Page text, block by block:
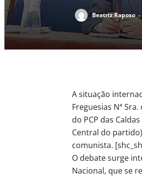
Beatriz Raposo -
A situação
Freguesias Nª
do PCP das
Central do
comunista.
O debate surge
Nacional, que se